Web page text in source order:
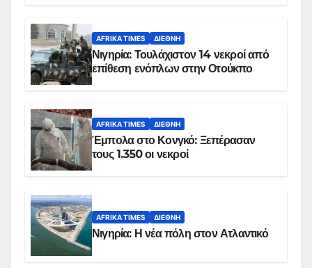
AFRIKA TIMES ΔΙΕΘΝΉ
Νιγηρία: Τουλάχιστον 14 νεκροί από
επίθεση ενόπλων στην Οτούκπο
AFRIKA TIMES ΔΙΕΘΝΉ
Έμπολα στο Κονγκό: Ξεπέρασαν
τους 1.350 οι νεκροί
AFRIKA TIMES ΔΙΕΘΝΉ
Νιγηρία: Η νέα πόλη στον Ατλαντικό